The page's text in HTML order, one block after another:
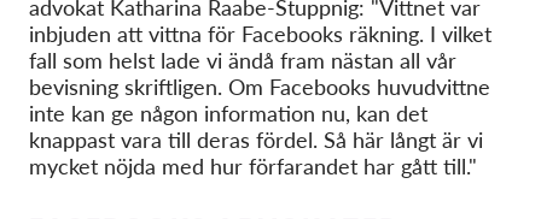
advokat Katharina Raabe-Stuppnig: "Vittnet var
inbjuden att vittna för Facebooks räkning. I vilket
fall som helst lade vi ändå fram nästan all vår
bevisning skriftligen. Om Facebooks huvudvittne
inte kan ge någon information nu, kan det
knappast vara till deras fördel. Så här långt är vi
mycket nöjda med hur förfarandet har gått till."